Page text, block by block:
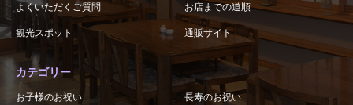
よくいただくご質問 お店までの道順
観光スポット 通販サイト
カテゴリー
お子様のお祝い 長寿のお祝い